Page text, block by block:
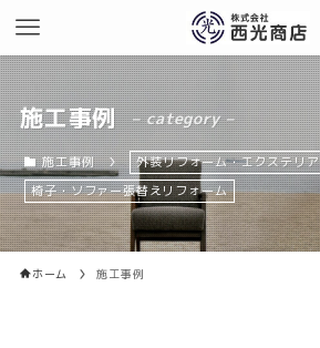
施工事例 – category –
施工事例 外装リフォーム・エクステリア
椅子・ソファー張替えリフォーム
ホーム 施工事例